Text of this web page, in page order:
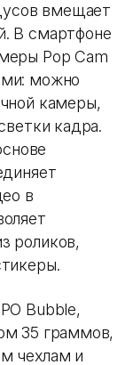
вмещает
В смартфоне
Pop Cam
можно
камеры,
кадра.
в
роликов,
Bubble,
35 граммов,
чехлам и